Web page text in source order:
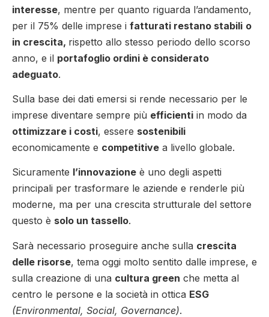
interesse, mentre per quanto riguarda l’andamento,
per il 75% delle imprese i fatturati restano stabili o
in crescita, rispetto allo stesso periodo dello scorso
anno, e il portafoglio ordini è considerato
adeguato.
Sulla base dei dati emersi si rende necessario per le
imprese diventare sempre più efficienti in modo da
ottimizzare i costi, essere sostenibili
economicamente e competitive a livello globale.
Sicuramente l’innovazione è uno degli aspetti
principali per trasformare le aziende e renderle più
moderne, ma per una crescita strutturale del settore
questo è solo un tassello.
Sarà necessario proseguire anche sulla crescita
delle risorse, tema oggi molto sentito dalle imprese, e
sulla creazione di una cultura green che metta al
centro le persone e la società in ottica ESG
(Environmental, Social, Governance).